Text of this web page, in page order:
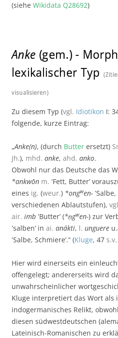
(siehe Wikidata Q28692)
Anke (gem.) -
lexikalischer Typ
visualisieren)
Zu diesem Typ (vgl. Idiotikon I:
folgende, kurze Eintrag:
„Anke(n), (durch Butter ersetzt)
Jh.), mhd. anke, ahd. anko.
Obwohl nur das Deutsche das
*ankwōn m. ‛Fett, Butter’
eines ig. (weur.) *ongwen-
verschiedenen Ablautstufen),
air. imb ‛Butter’ (*ṇgwen-) zur
‛salben’ in ai. anákti, l. unguere
‛Salbe, Schmiere’.“ (Kluge, 47 s.v.
Hier wird einerseits ein
offengelegt; andererseits wird
unwahrscheinlicher
Kluge interpretiert das Wort als
indogermanisches Relikt,
diesen südwestdeutschen
Lateinisch-Romanischen zu